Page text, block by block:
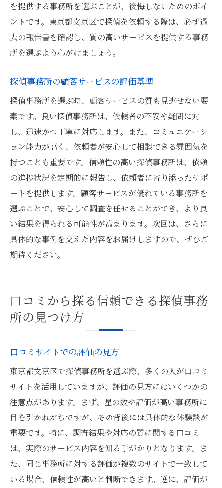
を提供する事務所を選ぶことが、後悔しないためのポイ
ントです。東京都文京区で探偵を依頼する際は、必ず過
去の報告書を確認し、質の高いサービスを提供する事務
所を選ぶよう心がけましょう。
探偵事務所の顧客サービスの評価基準
探偵事務所を選ぶ時、顧客サービスの質も見逃せない要
素です。良い探偵事務所は、依頼者の不安や疑問に対
し、迅速かつ丁寧に対応します。また、コミュニケーシ
ョン能力が高く、依頼者が安心して相談できる雰囲気を
持つことも重要です。信頼性の高い探偵事務所は、依頼
の進捗状況を定期的に報告し、依頼者に寄り添ったサポ
ートを提供します。顧客サービスが優れている事務所を
選ぶことで、安心して調査を任せることができ、より良
い結果を得られる可能性が高まります。次回は、さらに
具体的な事例を交えた内容をお届けしますので、ぜひご
期待ください。
口コミから探る信頼できる探偵事務
所の見つけ方
口コミサイトでの評価の見方
東京都文京区で探偵事務所を選ぶ際、多くの人が口コミ
サイトを活用していますが、評価の見方にはいくつかの
注意点があります。まず、星の数や評価が高い事務所に
目を引かれがちですが、その背後には具体的な体験談が
重要です。特に、調査結果や対応の質に関する口コミ
は、実際のサービス内容を知る手がかりとなります。ま
た、同じ事務所に対する評価が複数のサイトで一致して
いる場合、信頼性が高いと判断できます。逆に、評価が